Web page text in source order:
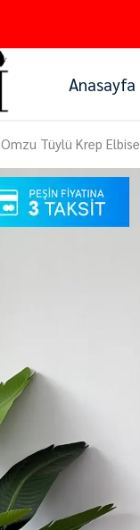
Anasayfa
Omzu Tüylü Krep Elbise